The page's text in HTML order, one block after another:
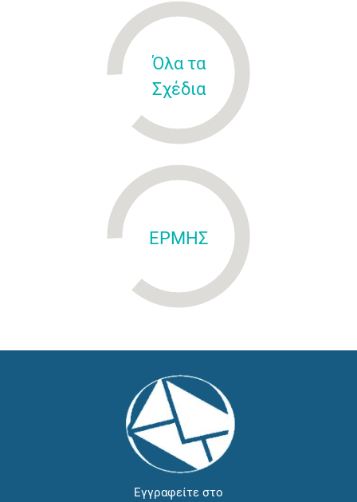
Όλα τα
Σχέδια
ΕΡΜΗΣ
Εγγραφείτε στο